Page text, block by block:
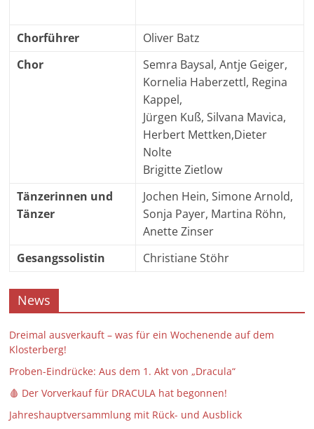
Chorführer
Oliver Batz
Chor
Semra Baysal, Antje Geiger,
Kornelia Haberzettl, Regina
Kappel,
Jürgen Kuß, Silvana Mavica,
Herbert Mettken,Dieter
Nolte
Brigitte Zietlow
Tänzerinnen und
Tänzer
Jochen Hein, Simone Arnold,
Sonja Payer, Martina Röhn,
Anette Zinser
Gesangssolistin
Christiane Stöhr
News
Dreimal ausverkauft – was für ein Wochenende auf dem
Klosterberg!
Proben-Eindrücke: Aus dem 1. Akt von „Dracula“
🩸 Der Vorverkauf für DRACULA hat begonnen!
Jahreshauptversammlung mit Rück- und Ausblick